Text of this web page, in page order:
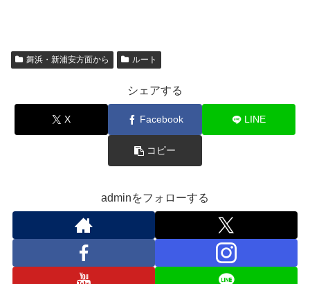
舞浜・新浦安方面から ルート
シェアする
X Facebook LINE
コピー
adminをフォローする